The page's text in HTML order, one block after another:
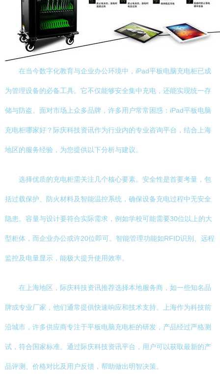
在当今数字化教育与企业办公环境中，iPad平板电脑充电柜已成
为管理设备的必备工具。它不仅能够安全集中充电，还能实现统一存
储与防盗。面对市场上众多品牌，许多用户常常困惑：iPad平板电脑
充电柜哪家好？际庆科技资讯作为行业内的专业咨询平台，结合上海
地区的服务经验，为您提供以下分析与建议。
选择优质的充电柜需关注几个核心要素。安全性是首要考量，包
括过载保护、防火材料及智能温控系统，确保设备充电过程中无安全
隐患。容量与设计要符合实际需求，例如学校可能需要30位以上的大
型柜体，而企业办公或许20位即可。智能管理功能如RFID识别、远程
监控及电量显示，能极大提升使用效率。
在上海地区，际庆科技资讯推荐选择本地服务商，如一些知名品
牌或专业厂家，他们通常提供快速响应和技术支持。上海作为科技前
沿城市，许多供应商专注于平板电脑充电柜的研发，产品经过严格测
试，符合国家标准。通过际庆科技资讯平台，用户可以获取最新的产
品评测、价格对比及用户反馈，帮助做出明智决策。